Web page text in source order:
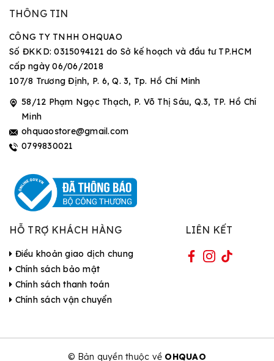
THÔNG TIN
CÔNG TY TNHH OHQUAO
Số ĐKKD: 0315094121 do Sở kế hoạch và đầu tư TP.HCM
cấp ngày 06/06/2018
107/8 Trương Định, P. 6, Q. 3, Tp. Hồ Chí Minh
58/12 Phạm Ngọc Thạch, P. Võ Thị Sáu, Q.3, TP. Hồ Chí
Minh
ohquaostore@gmail.com
0799830021
HỖ TRỢ KHÁCH HÀNG
Điều khoản giao dịch chung
Chính sách bảo mật
Chính sách thanh toán
Chính sách vận chuyển
LIÊN KẾT
© Bản quyền thuộc về OHQUAO